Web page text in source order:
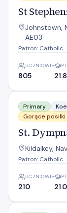
St
Johnstown,
AE03
Patron: Catholic
UCZNIOWIE
805
St. Dympna'S
Primary
Gorące posiłki
St.
Kildalkey,
Patron: Catholic
UCZNIOWIE
210
St. Michael's